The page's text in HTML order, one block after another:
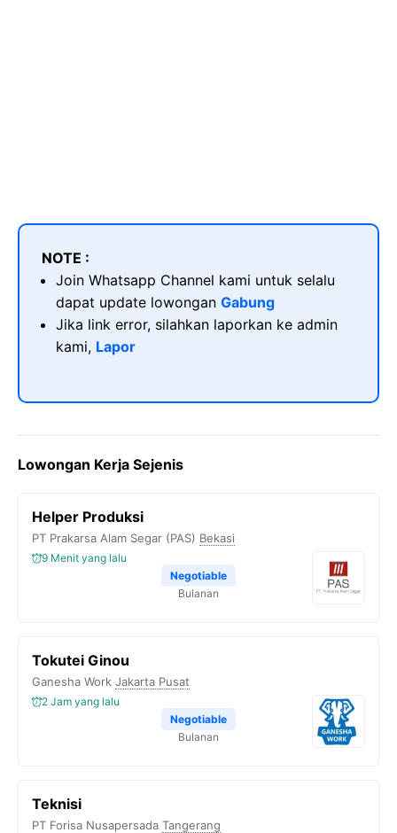
NOTE :
Join Whatsapp Channel kami untuk selalu
dapat update lowongan Gabung
Jika link error, silahkan laporkan ke admin
kami, Lapor
Lowongan Kerja Sejenis
Helper Produksi
PT Prakarsa Alam Segar (PAS) Bekasi
9 Menit yang lalu
Negotiable
Bulanan
Tokutei Ginou
Ganesha Work Jakarta Pusat
2 Jam yang lalu
Negotiable
Bulanan
Teknisi
PT Forisa Nusapersada Tangerang